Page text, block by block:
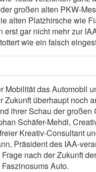
großen alten PKW-
alten Platzhirsche wie
erst gar nicht mehr zur
wie ein falsch
Mobilität das Automobil
Zukunft überhaupt noch
ihrer Schau der großen
Schäfer-Mehdi,
Kreativ-Consultant
Präsident des IAA-
nach der Zukunft
Auto.